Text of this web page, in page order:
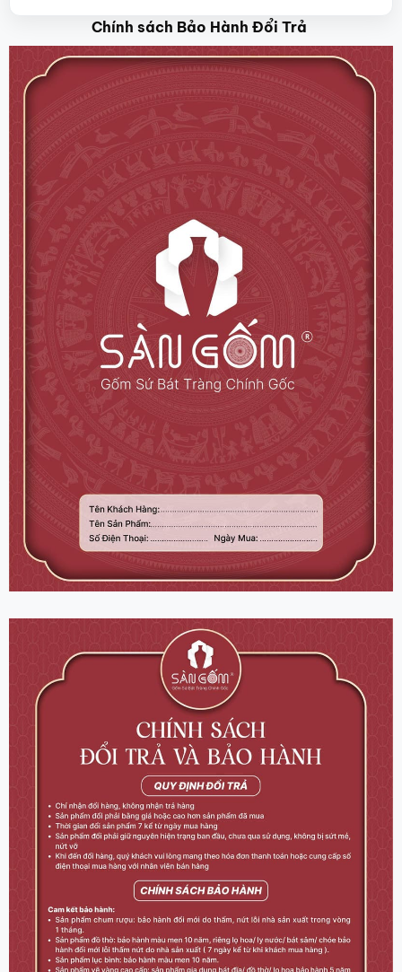
Chính sách Bảo Hành Đổi Trả